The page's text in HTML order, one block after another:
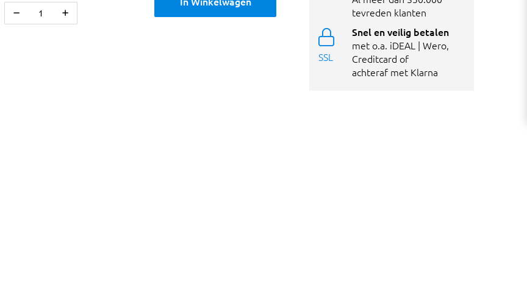
tevreden klanten
SSL
Snel en veilig betalen
met o.a. iDEAL | Wero,
Creditcard of
achteraf met Klarna